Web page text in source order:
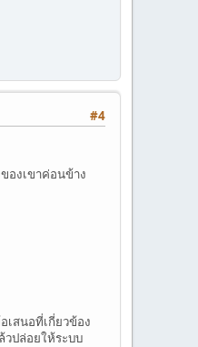
#4
องเขาค่อนข้าง
สนอที่เกี่ยวข้อง
ปล่อยให้ระบบ